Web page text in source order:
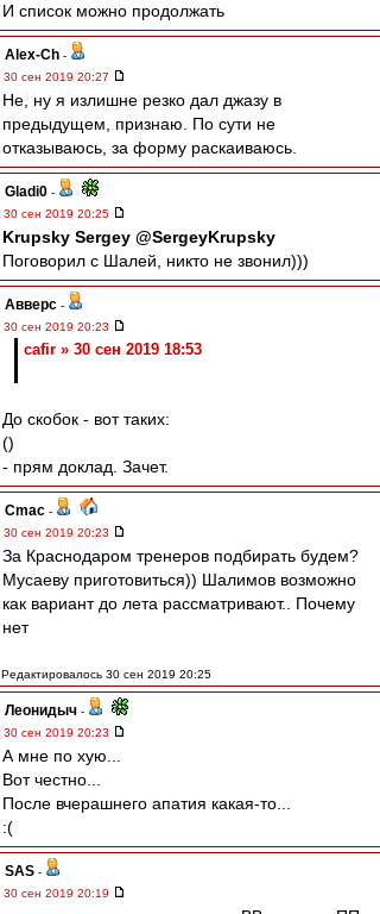
И список можно продолжать
Alex-Ch -
30 сен 2019 20:27
Не, ну я излишне резко дал джазу в
предыдущем, признаю. По сути не
отказываюсь, за форму раскаиваюсь.
Gladi0 -
30 сен 2019 20:25
Krupsky Sergey @SergeyKrupsky
Поговорил с Шалей, никто не звонил)))
Авверс -
30 сен 2019 20:23
cafir » 30 сен 2019 18:53
До скобок - вот таких:
()
- прям доклад. Зачет.
Cmac -
30 сен 2019 20:23
За Краснодаром тренеров подбирать будем?
Мусаеву приготовиться)) Шалимов возможно
как вариант до лета рассматривают.. Почему
нет
Редактировалось 30 сен 2019 20:25
Леонидыч -
30 сен 2019 20:23
А мне по хую...
Вот честно...
После вчерашнего апатия какая-то...
:(
SAS -
30 сен 2019 20:19